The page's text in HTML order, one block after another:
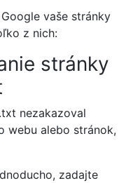
vaše stránky
z nich:
stránky
nezakazoval
webu alebo stránok,
zadajte